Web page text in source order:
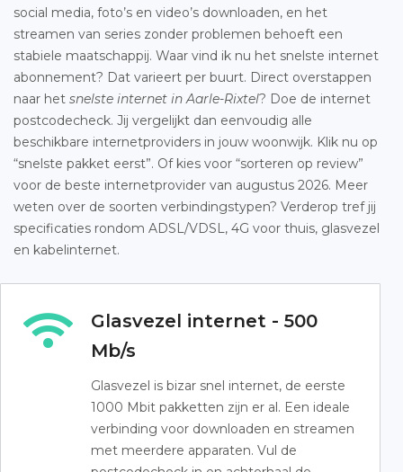
social media, foto’s en video’s downloaden, en het
streamen van series zonder problemen behoeft een
stabiele maatschappij. Waar vind ik nu het snelste internet
abonnement? Dat varieert per buurt. Direct overstappen
naar het snelste internet in Aarle-Rixtel? Doe de internet
postcodecheck. Jij vergelijkt dan eenvoudig alle
beschikbare internetproviders in jouw woonwijk. Klik nu op
“snelste pakket eerst”. Of kies voor “sorteren op review”
voor de beste internetprovider van augustus 2026. Meer
weten over de soorten verbindingstypen? Verderop tref jij
specificaties rondom ADSL/VDSL, 4G voor thuis, glasvezel
en kabelinternet.
Glasvezel internet - 500
Mb/s
Glasvezel is bizar snel internet, de eerste
1000 Mbit pakketten zijn er al. Een ideale
verbinding voor downloaden en streamen
met meerdere apparaten. Vul de